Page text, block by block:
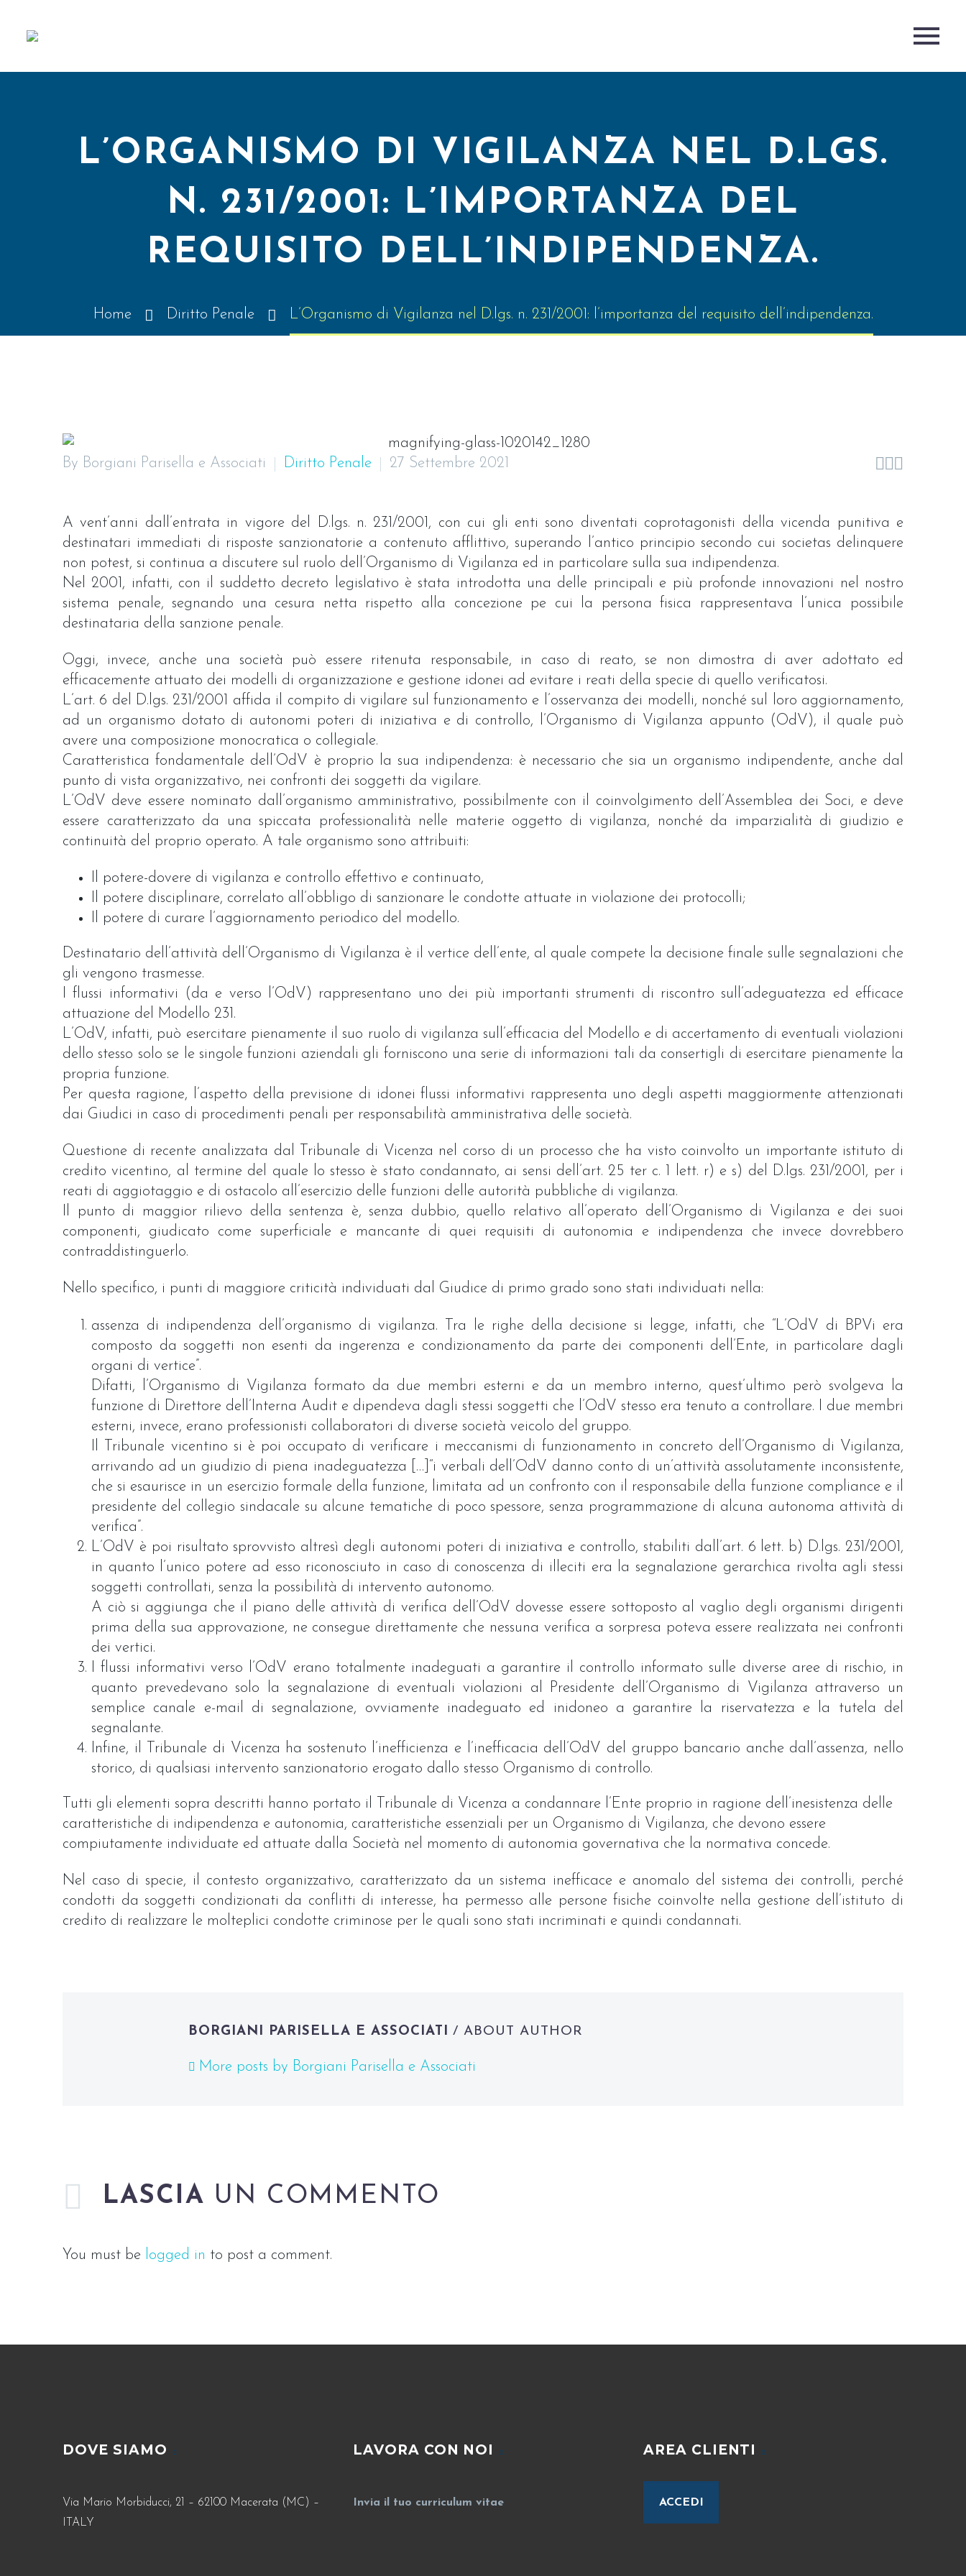
L’ORGANISMO DI VIGILANZA NEL D.LGS.
N. 231/2001: L’IMPORTANZA DEL
REQUISITO DELL’INDIPENDENZA.
Home Diritto Penale L’Organismo di Vigilanza nel D.lgs. n. 231/2001: l’importanza del requisito dell’indipendenza.

By Borgiani Parisella e Associati Diritto Penale 27 Settembre 2021
A vent’anni dall’entrata in vigore del D.lgs. n. 231/2001, con cui gli enti sono diventati coprotagonisti della vicenda punitiva e
destinatari immediati di risposte sanzionatorie a contenuto afflittivo, superando l’antico principio secondo cui societas delinquere
non potest, si continua a discutere sul ruolo dell’Organismo di Vigilanza ed in particolare sulla sua indipendenza.
Nel 2001, infatti, con il suddetto decreto legislativo è stata introdotta una delle principali e più profonde innovazioni nel nostro
sistema penale, segnando una cesura netta rispetto alla concezione pe cui la persona fisica rappresentava l’unica possibile
destinataria della sanzione penale.
Oggi, invece, anche una società può essere ritenuta responsabile, in caso di reato, se non dimostra di aver adottato ed
efficacemente attuato dei modelli di organizzazione e gestione idonei ad evitare i reati della specie di quello verificatosi.
L’art. 6 del D.lgs. 231/2001 affida il compito di vigilare sul funzionamento e l’osservanza dei modelli, nonché sul loro aggiornamento,
ad un organismo dotato di autonomi poteri di iniziativa e di controllo, l’Organismo di Vigilanza appunto (OdV), il quale può
avere una composizione monocratica o collegiale.
Caratteristica fondamentale dell’OdV è proprio la sua indipendenza: è necessario che sia un organismo indipendente, anche dal
punto di vista organizzativo, nei confronti dei soggetti da vigilare.
L’OdV deve essere nominato dall’organismo amministrativo, possibilmente con il coinvolgimento dell’Assemblea dei Soci, e deve
essere caratterizzato da una spiccata professionalità nelle materie oggetto di vigilanza, nonché da imparzialità di giudizio e
continuità del proprio operato. A tale organismo sono attribuiti:
Il potere-dovere di vigilanza e controllo effettivo e continuato,
Il potere disciplinare, correlato all’obbligo di sanzionare le condotte attuate in violazione dei protocolli;
Il potere di curare l’aggiornamento periodico del modello.
Destinatario dell’attività dell’Organismo di Vigilanza è il vertice dell’ente, al quale compete la decisione finale sulle segnalazioni che
gli vengono trasmesse.
I flussi informativi (da e verso l’OdV) rappresentano uno dei più importanti strumenti di riscontro sull’adeguatezza ed efficace
attuazione del Modello 231.
L’OdV, infatti, può esercitare pienamente il suo ruolo di vigilanza sull’efficacia del Modello e di accertamento di eventuali violazioni
dello stesso solo se le singole funzioni aziendali gli forniscono una serie di informazioni tali da consertigli di esercitare pienamente la
propria funzione.
Per questa ragione, l’aspetto della previsione di idonei flussi informativi rappresenta uno degli aspetti maggiormente attenzionati
dai Giudici in caso di procedimenti penali per responsabilità amministrativa delle società.
Questione di recente analizzata dal Tribunale di Vicenza nel corso di un processo che ha visto coinvolto un importante istituto di
credito vicentino, al termine del quale lo stesso è stato condannato, ai sensi dell’art. 25 ter c. 1 lett. r) e s) del D.lgs. 231/2001, per i
reati di aggiotaggio e di ostacolo all’esercizio delle funzioni delle autorità pubbliche di vigilanza.
Il punto di maggior rilievo della sentenza è, senza dubbio, quello relativo all’operato dell’Organismo di Vigilanza e dei suoi
componenti, giudicato come superficiale e mancante di quei requisiti di autonomia e indipendenza che invece dovrebbero
contraddistinguerlo.
Nello specifico, i punti di maggiore criticità individuati dal Giudice di primo grado sono stati individuati nella:
assenza di indipendenza dell’organismo di vigilanza. Tra le righe della decisione si legge, infatti, che “L’OdV di BPVi era
composto da soggetti non esenti da ingerenza e condizionamento da parte dei componenti dell’Ente, in particolare dagli
organi di vertice”.
Difatti, l’Organismo di Vigilanza formato da due membri esterni e da un membro interno, quest’ultimo però svolgeva la
funzione di Direttore dell’Interna Audit e dipendeva dagli stessi soggetti che l’OdV stesso era tenuto a controllare. I due membri
esterni, invece, erano professionisti collaboratori di diverse società veicolo del gruppo.
Il Tribunale vicentino si è poi occupato di verificare i meccanismi di funzionamento in concreto dell’Organismo di Vigilanza,
arrivando ad un giudizio di piena inadeguatezza […]“i verbali dell’OdV danno conto di un’attività assolutamente inconsistente,
che si esaurisce in un esercizio formale della funzione, limitata ad un confronto con il responsabile della funzione compliance e il
presidente del collegio sindacale su alcune tematiche di poco spessore, senza programmazione di alcuna autonoma attività di
verifica”.
L’OdV è poi risultato sprovvisto altresì degli autonomi poteri di iniziativa e controllo, stabiliti dall’art. 6 lett. b) D.lgs. 231/2001,
in quanto l’unico potere ad esso riconosciuto in caso di conoscenza di illeciti era la segnalazione gerarchica rivolta agli stessi
soggetti controllati, senza la possibilità di intervento autonomo.
A ciò si aggiunga che il piano delle attività di verifica dell’OdV dovesse essere sottoposto al vaglio degli organismi dirigenti
prima della sua approvazione, ne consegue direttamente che nessuna verifica a sorpresa poteva essere realizzata nei confronti
dei vertici.
I flussi informativi verso l’OdV erano totalmente inadeguati a garantire il controllo informato sulle diverse aree di rischio, in
quanto prevedevano solo la segnalazione di eventuali violazioni al Presidente dell’Organismo di Vigilanza attraverso un
semplice canale e-mail di segnalazione, ovviamente inadeguato ed inidoneo a garantire la riservatezza e la tutela del
segnalante.
Infine, il Tribunale di Vicenza ha sostenuto l’inefficienza e l’inefficacia dell’OdV del gruppo bancario anche dall’assenza, nello
storico, di qualsiasi intervento sanzionatorio erogato dallo stesso Organismo di controllo.
Tutti gli elementi sopra descritti hanno portato il Tribunale di Vicenza a condannare l’Ente proprio in ragione dell’inesistenza delle
caratteristiche di indipendenza e autonomia, caratteristiche essenziali per un Organismo di Vigilanza, che devono essere
compiutamente individuate ed attuate dalla Società nel momento di autonomia governativa che la normativa concede.
Nel caso di specie, il contesto organizzativo, caratterizzato da un sistema inefficace e anomalo del sistema dei controlli, perché
condotti da soggetti condizionati da conflitti di interesse, ha permesso alle persone fisiche coinvolte nella gestione dell’istituto di
credito di realizzare le molteplici condotte criminose per le quali sono stati incriminati e quindi condannati.
BORGIANI PARISELLA E ASSOCIATI/ ABOUT AUTHOR
More posts by Borgiani Parisella e Associati
LASCIA UN COMMENTO
You must be logged in to post a comment.
DOVE SIAMO
Via Mario Morbiducci, 21 – 62100 Macerata (MC) –
ITALY
LAVORA CON NOI
Invia il tuo curriculum vitae
AREA CLIENTI
ACCEDI